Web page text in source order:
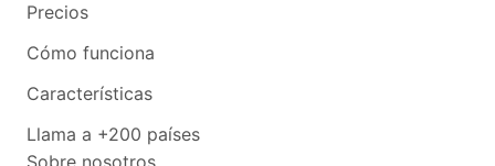
Precios
Cómo funciona
Características
Llama a +200 países